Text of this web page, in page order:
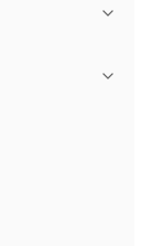
points